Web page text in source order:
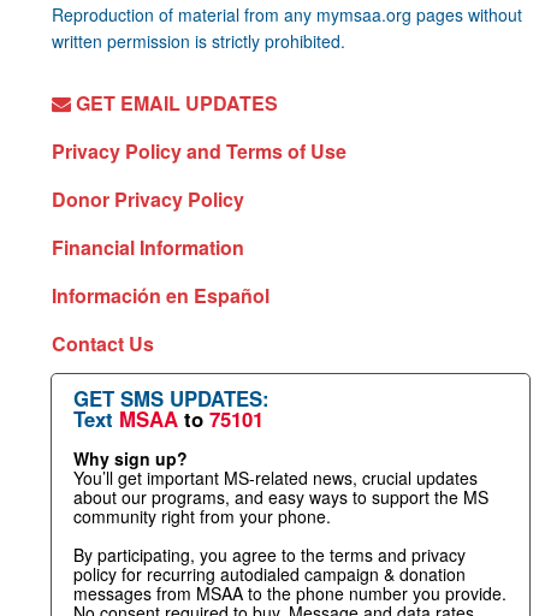
Reproduction of material from any mymsaa.org pages without
written permission is strictly prohibited.
GET EMAIL UPDATES
Privacy Policy and Terms of Use
Donor Privacy Policy
Financial Information
Información en Español
Contact Us
GET SMS UPDATES:
Text MSAA to 75101
Why sign up?
You’ll get important MS-related news, crucial updates
about our programs, and easy ways to support the MS
community right from your phone.
By participating, you agree to the terms and privacy
policy for recurring autodialed campaign & donation
messages from MSAA to the phone number you provide.